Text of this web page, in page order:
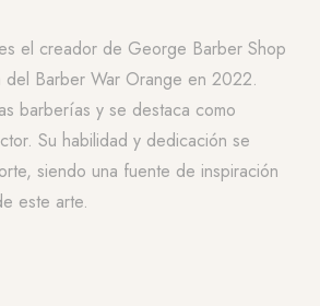
el creador de George Barber Shop
del Barber War Orange en 2022.
barberías y se destaca como
Su habilidad y dedicación se
siendo una fuente de inspiración
este arte.